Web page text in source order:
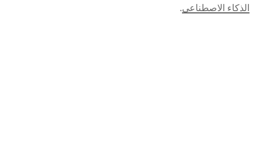
الذكاء الاصطناعي.